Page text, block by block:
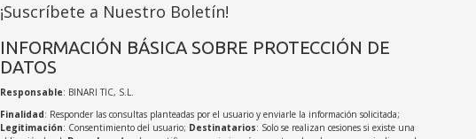
¡Suscríbete a Nuestro Boletín!
INFORMACIÓN BÁSICA SOBRE PROTECCIÓN DE
DATOS
Responsable: BINARI TIC, S.L.
Finalidad: Responder las consultas planteadas por el usuario y enviarle la información solicitada;
Legitimación: Consentimiento del usuario; Destinatarios: Solo se realizan cesiones si existe una